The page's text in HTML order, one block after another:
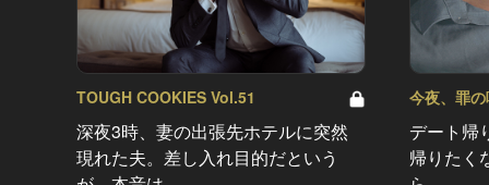
TOUGH COOKIES Vol.51
深夜3時、妻の出張先ホテルに突然
現れた夫。差し入れ目的だという
今夜、罪
デート帰
帰りたく